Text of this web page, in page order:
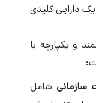
دارایی کلیدی
و یکپارچه با
سازمانی شامل